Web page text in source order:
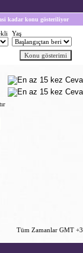
kadar konu gösteriliyor
Yaş
Tüm Zamanlar GMT